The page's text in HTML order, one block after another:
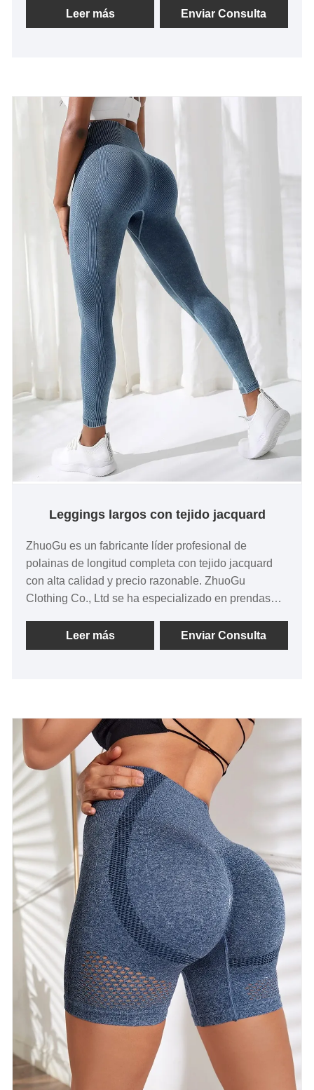
de "calidad, credibilidad", con métodos de gestión
científica, fuerte fuerza técnica, continuaremos
de la vida que vienen a visitar, orientación y
negociaciones comerciales.
Leer más Enviar Consulta
Leggings largos con tejido jacquard
ZhuoGu es un fabricante líder profesional de
polainas de longitud completa con tejido jacquard
con alta calidad y precio razonable. ZhuoGu
Clothing Co., Ltd se ha especializado en prendas
adherimos al propósito de "calidad, credibilidad",
con métodos de gestión científica, fuerte fuerza
todos los ámbitos de la vida que vienen a visitar,
orientación y negociaciones comerciales.
Leer más Enviar Consulta